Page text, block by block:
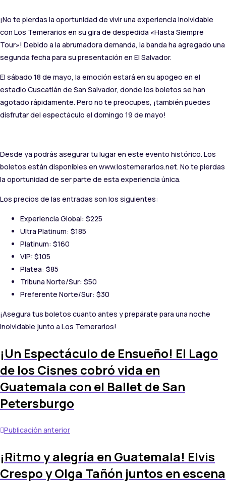
¡No te pierdas la oportunidad de vivir una experiencia inolvidable
con Los Temerarios en su gira de despedida «Hasta Siempre
Tour»! Debido a la abrumadora demanda, la banda ha agregado una
segunda fecha para su presentación en El Salvador.
El sábado 18 de mayo, la emoción estará en su apogeo en el
estadio Cuscatlán de San Salvador, donde los boletos se han
agotado rápidamente. Pero no te preocupes, ¡también puedes
disfrutar del espectáculo el domingo 19 de mayo!
Desde ya podrás asegurar tu lugar en este evento histórico. Los
boletos están disponibles en www.lostemerarios.net. No te pierdas
la oportunidad de ser parte de esta experiencia única.
Los precios de las entradas son los siguientes:
Experiencia Global: $225
Ultra Platinum: $185
Platinum: $160
VIP: $105
Platea: $85
Tribuna Norte/Sur: $50
Preferente Norte/Sur: $30
¡Asegura tus boletos cuanto antes y prepárate para una noche
inolvidable junto a Los Temerarios!
¡Un Espectáculo de Ensueño! El Lago
de los Cisnes cobró vida en
Guatemala con el Ballet de San
Petersburgo
Publicación anterior
¡Ritmo y alegría en Guatemala! Elvis
Crespo y Olga Tañón juntos en escena